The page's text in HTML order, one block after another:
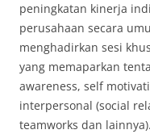
peningkatan kinerja
perusahaan secara
menghadirkan sesi
yang memaparkan
awareness, self
interpersonal (social
teamworks dan lainnya).